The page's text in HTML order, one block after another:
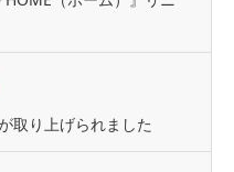
取り上げられました